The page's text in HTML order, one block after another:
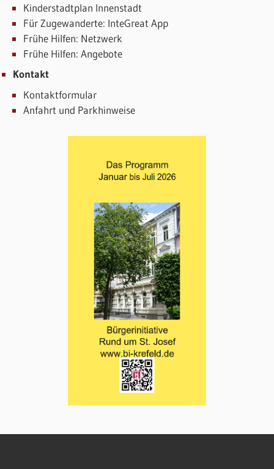
Kinderstadtplan Innenstadt
Für Zugewanderte: InteGreat App
Frühe Hilfen: Netzwerk
Frühe Hilfen: Angebote
Kontakt
Kontaktformular
Anfahrt und Parkhinweise